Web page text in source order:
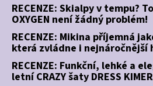
RECENZE: Skialpy v tempu?
OXYGEN není žádný problém!
RECENZE: Mikina příjemná
která zvládne i nejnáročnější
RECENZE: Funkční, lehké a
letní CRAZY šaty DRESS